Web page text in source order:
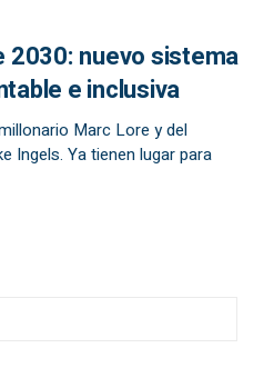
2030: nuevo sistema
e inclusiva
Marc Lore y del
Ingels. Ya tienen lugar para